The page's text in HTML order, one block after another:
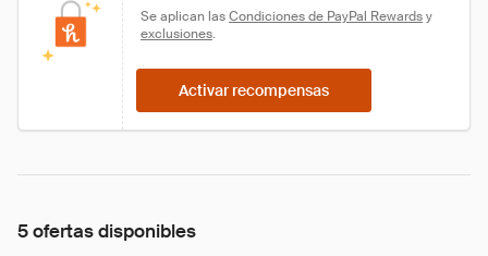
Se aplican las Condiciones de PayPal Rewards y
exclusiones.
Activar recompensas
5 ofertas disponibles